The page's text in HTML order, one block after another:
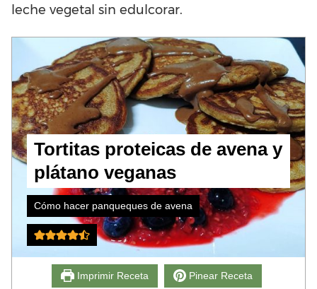
leche vegetal sin edulcorar.
Tortitas proteicas de avena y
plátano veganas
Cómo hacer panqueques de avena
Imprimir Receta Pinear Receta